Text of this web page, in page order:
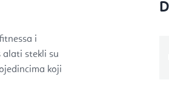
i
alati stekli su
koji